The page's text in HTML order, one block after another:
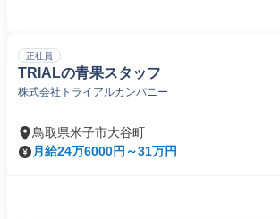
正社員
TRIALの青果スタッフ
株式会社トライアルカンパニー
鳥取県米子市大谷町
月給24万6000円～31万円